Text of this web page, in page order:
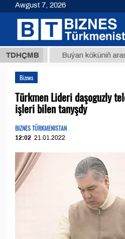
TDHÇMBBuýan köküniň
Biznes
Türkmen Lideri daşoguzly
işleri bilen tanyşdy
BIZNES TÜRKMENISTAN
12:02 21.01.2022
Awgust 7, 2026